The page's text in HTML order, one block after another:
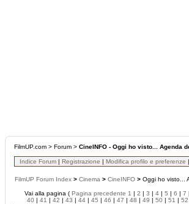
FilmUP.com > Forum > CineINFO - Oggi ho visto... Agenda
Indice Forum | Registrazione | Modifica profilo e preferenze |
FilmUP Forum Index > Cinema > CineINFO > Oggi ho visto...
Vai alla pagina ( Pagina precedente 1 | 2 | 3 | 4 | 5 | 6 | 7 |
40 | 41 | 42 | 43 | 44 | 45 | 46 | 47 | 48 | 49 | 50 | 51 | 52